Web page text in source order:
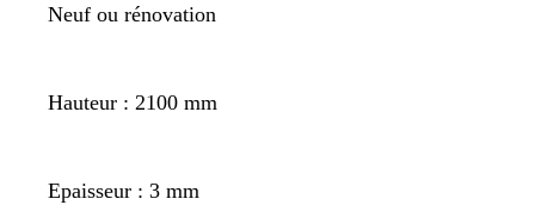
Neuf ou rénovation
Hauteur : 2100 mm
Epaisseur : 3 mm